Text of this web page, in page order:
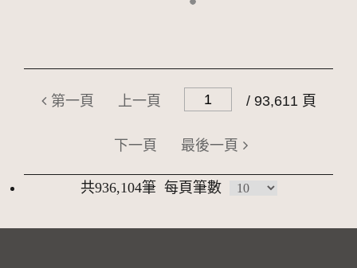
第一頁 上一頁 / 93,611 頁
下一頁 最後一頁
共936,104筆 每頁筆數